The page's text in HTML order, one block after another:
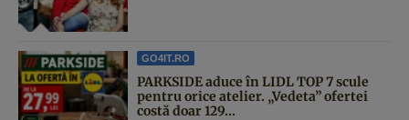
GO4IT.RO
PARKSIDE aduce în LIDL TOP 7 scule
pentru orice atelier. „Vedeta” ofertei
costă doar 129...